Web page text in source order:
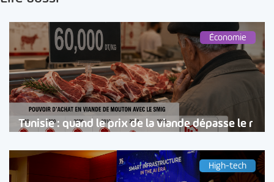
Économie
Tunisie : quand le prix de la viande dépasse le r
High-tech